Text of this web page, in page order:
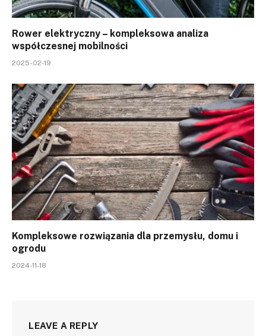
Rower elektryczny – kompleksowa analiza
współczesnej mobilności
2025-02-19
Kompleksowe rozwiązania dla przemysłu, domu i
ogrodu
2024-11-18
LEAVE A REPLY